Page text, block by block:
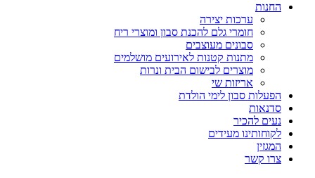
החנות
ערכות יצירה
חומרי גלם להכנת סבון ומוצרי ריח
סבונים מעוצבים
מתנות קטנות לאירועים מושלמים
מוצרים לבישום הבית ונרות
אריזות שי
הפעלות סבון לימי הולדת
סדנאות
נעים להכיר
לקוחותינו מעידים
המגזין
צרו קשר